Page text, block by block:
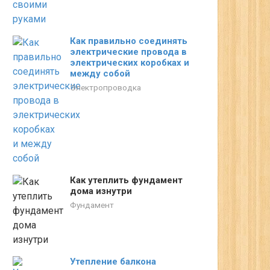
Как правильно соединять
электрические провода в
электрических коробках и
между собой
Электропроводка
Как утеплить фундамент
дома изнутри
Фундамент
Утепление балкона